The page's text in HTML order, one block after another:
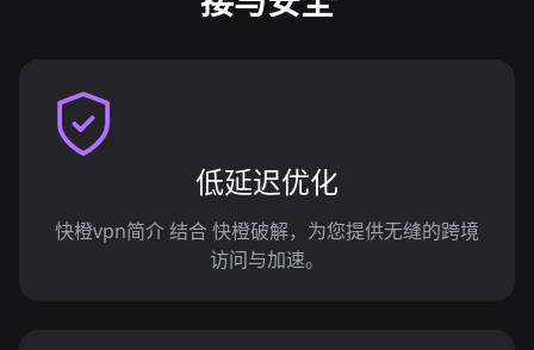
低延迟优化
快橙vpn简介 结合 快橙破解，为您提供无缝的跨境
访问与加速。